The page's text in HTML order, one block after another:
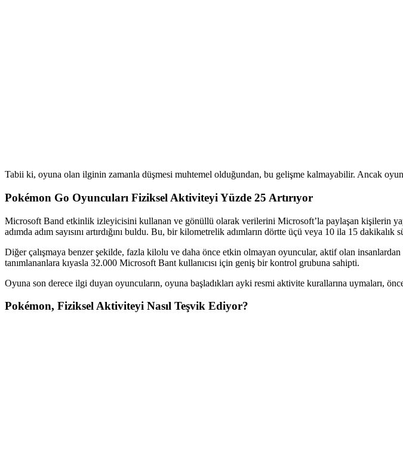
Tabii ki, oyuna olan ilginin zamanla düşmesi muhtemel olduğundan, bu gelişme kalmayabilir. Ancak
Pokémon Go Oyuncuları Fiziksel Aktiviteyi Yüzde 25 Artırıyor
Microsoft Band etkinlik izleyicisini kullanan ve gönüllü olarak verilerini Microsoft’la paylaşan kişilerin
adımda adım sayısını artırdığını buldu. Bu, bir kilometrelik adımların dörtte üçü veya 10 ila 15
Diğer çalışmaya benzer şekilde, fazla kilolu ve daha önce etkin olmayan oyuncular, aktif olan
tanımlananlara kıyasla 32.000 Microsoft Bant kullanıcısı için geniş bir kontrol grubuna sahipti.
Oyuna son derece ilgi duyan oyuncuların, oyuna başladıkları ayki resmi aktivite kurallarına uymaları,
Pokémon, Fiziksel Aktiviteyi Nasıl Teşvik Ediyor?